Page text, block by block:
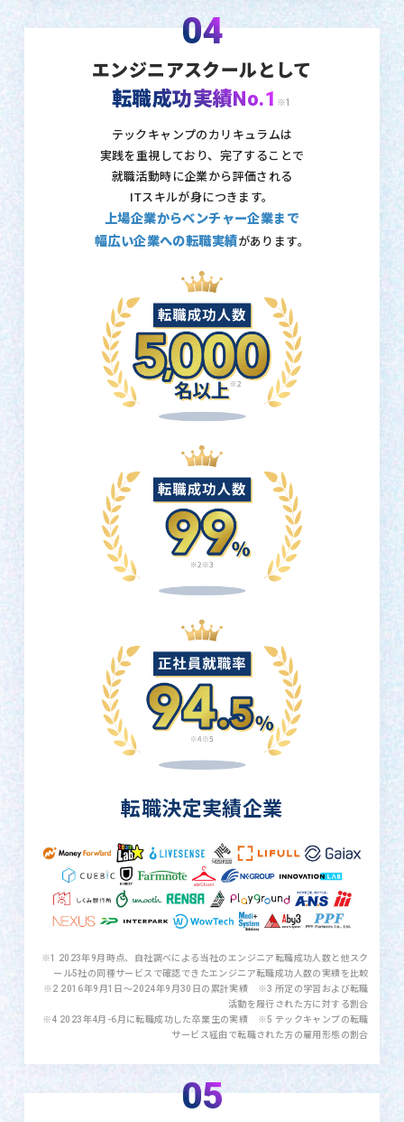
04
エンジニアスクールとして
転職成功実績No.1 ※1
テックキャンプのカリキュラムは
実践を重視しており、 完了することで
就職活動時に企業から評価される
ITスキルが身につきます。
上場企業からベンチャー企業まで
幅広い企業への転職実績があります。
転職決定実績企業
※1 2023年9月時点、自社調べによる当社のエンジニア転職成功人数と他スク
ール5社の同種サービスで確認できたエンジニア転職成功人数の実績を比較
※2 2016年9月1日〜2024年9月30日の累計実績 ※3 所定の学習および転職
活動を履行された方に対する割合
※4 2023年4月-6月に転職成功した卒業生の実績 ※5 テックキャンプの転職
サービス経由で転職された方の雇用形態の割合
05